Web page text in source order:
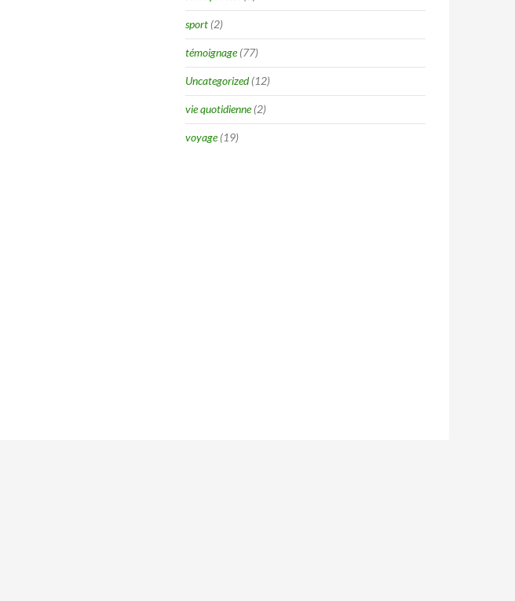
sport (2)
témoignage(77)
Uncategorized(12)
vie quotidienne(2)
voyage(19)